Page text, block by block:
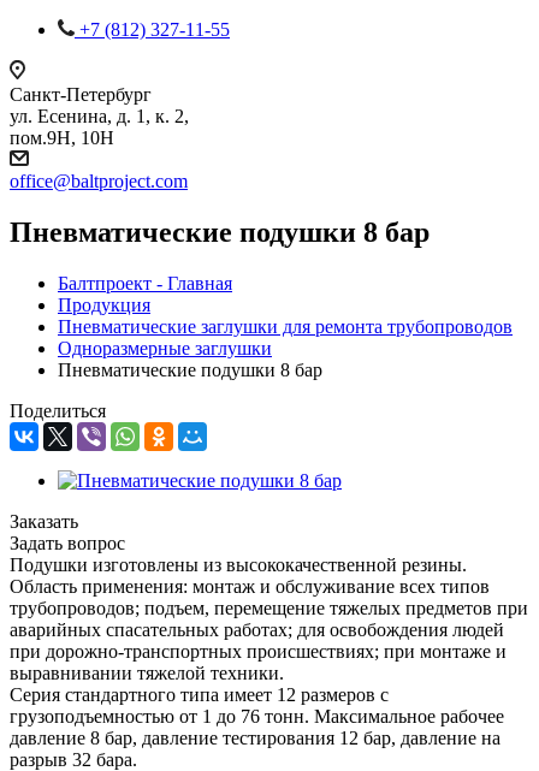
+7 (812) 327-11-55
Санкт-Петербург
ул. Есенина, д. 1, к. 2,
пом.9Н, 10Н
office@baltproject.com
Пневматические подушки 8 бар
Балтпроект - Главная
Продукция
Пневматические заглушки для ремонта трубопроводов
Одноразмерные заглушки
Пневматические подушки 8 бар
Поделиться
Заказать
Задать вопрос
Подушки изготовлены из высококачественной резины.
Область применения: монтаж и обслуживание всех типов
трубопроводов; подъем, перемещение тяжелых предметов при
аварийных спасательных работах; для освобождения людей
при дорожно-транспортных происшествиях; при монтаже и
выравнивании тяжелой техники.
Серия стандартного типа имеет 12 размеров с
грузоподъемностью от 1 до 76 тонн. Максимальное рабочее
давление 8 бар, давление тестирования 12 бар, давление на
разрыв 32 бара.